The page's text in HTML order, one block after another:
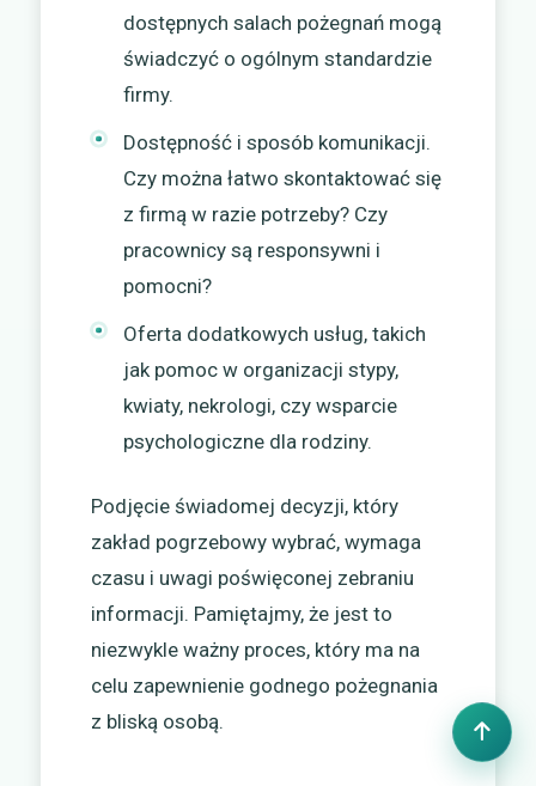
dostępnych salach pożegnań mogą
świadczyć o ogólnym standardzie
firmy.
Dostępność i sposób komunikacji.
Czy można łatwo skontaktować się
z firmą w razie potrzeby? Czy
pracownicy są responsywni i
pomocni?
Oferta dodatkowych usług, takich
jak pomoc w organizacji stypy,
kwiaty, nekrologi, czy wsparcie
psychologiczne dla rodziny.
Podjęcie świadomej decyzji, który
zakład pogrzebowy wybrać, wymaga
czasu i uwagi poświęconej zebraniu
informacji. Pamiętajmy, że jest to
niezwykle ważny proces, który ma na
celu zapewnienie godnego pożegnania
z bliską osobą.